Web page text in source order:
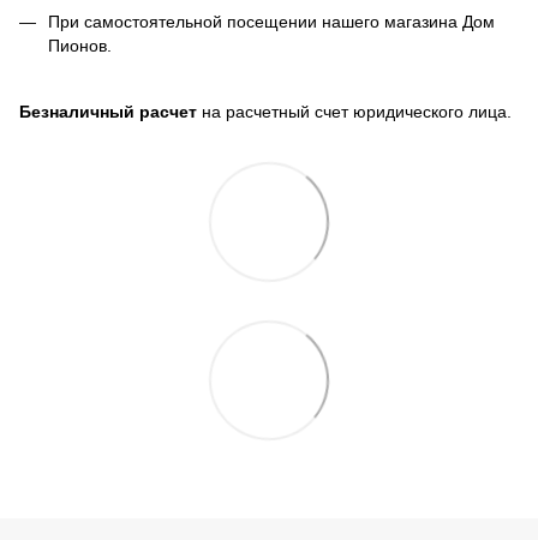
При самостоятельной посещении нашего магазина Дом
Пионов.
Безналичный расчет на расчетный счет юридического лица.